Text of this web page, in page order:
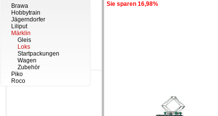
Brawa
Hobbytrain
Jägerndorfer
Liliput
Märklin
Gleis
Loks
Startpackungen
Wagen
Zubehör
Piko
Roco
Sie sparen 16,98%